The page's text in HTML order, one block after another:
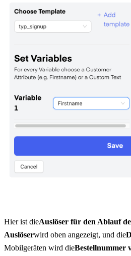
Hier ist dieAuslöser für den Ablauf
Auslöserwird oben angezeigt, und die
Mobilgeräten wird dieBestellnummer